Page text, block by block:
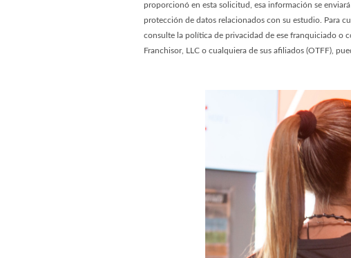
proporcionó en esta solicitud, esa información se
protección de datos relacionados con su estudio. Para
consulte la política de privacidad de ese franquiciado o
Franchisor, LLC o cualquiera de sus afiliados (OTFF),
1
of
photo
1